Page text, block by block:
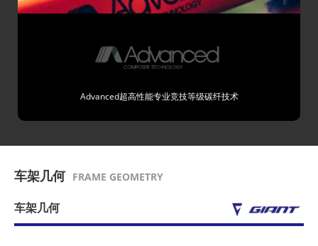
Advanced超高性能专业竞技等级碳纤技术
车架几何 FRAME GEOMETRY
车架几何